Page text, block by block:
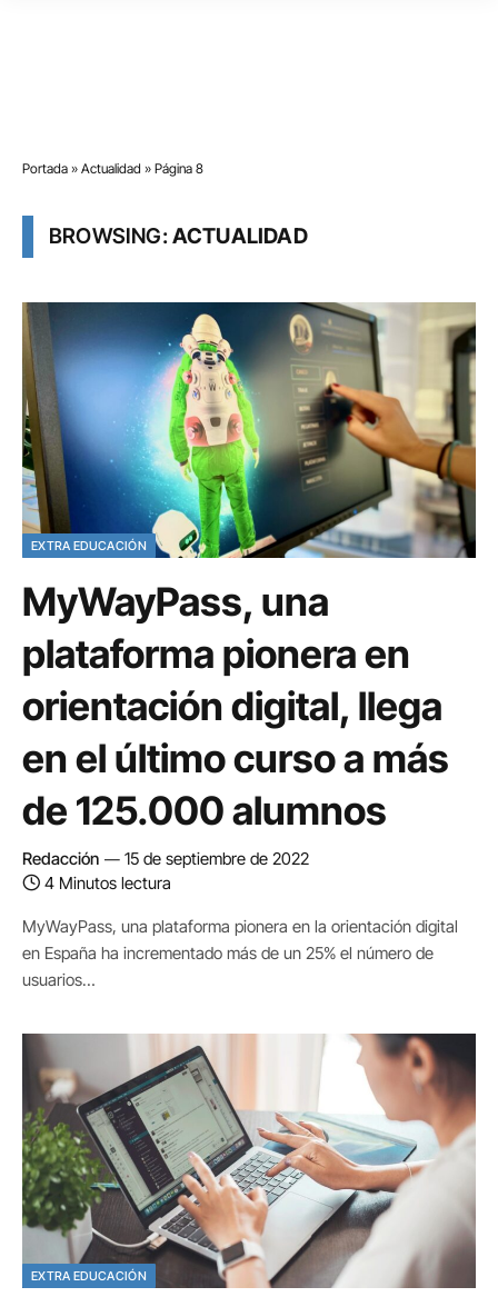
Portada » Actualidad » Página 8
BROWSING:ACTUALIDAD
EXTRA EDUCACIÓN
MyWayPass, una
plataforma pionera en
orientación digital, llega
en el último curso a más
de 125.000 alumnos
Redacción
15 de septiembre de 2022
4 Minutos lectura
MyWayPass, una plataforma pionera en la orientación digital
en España ha incrementado más de un 25% el número de
usuarios…
EXTRA EDUCACIÓN